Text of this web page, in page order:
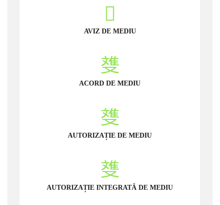
AVIZ DE MEDIU
ACORD DE MEDIU
AUTORIZAȚIE DE MEDIU
AUTORIZAȚIE INTEGRATĂ DE MEDIU